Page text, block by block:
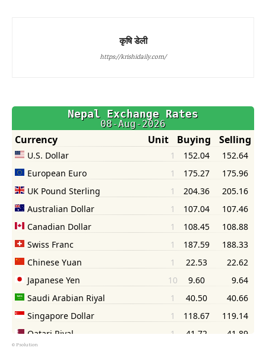
कृषि डेली
https://krishidaily.com/
© Psolution